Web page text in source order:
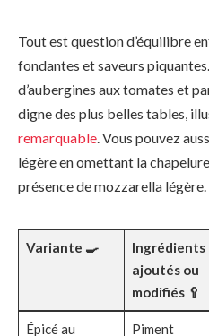
Tout est question d’équilibre
fondantes et saveurs
d’aubergines aux tomates et
digne des plus belles tables,
remarquable . Vous pouvez
légère en omettant la
présence de mozzarella légère.
Variante 🍳
Ingrédients
ajoutés ou
modifiés 🥄
Épicé au
Piment